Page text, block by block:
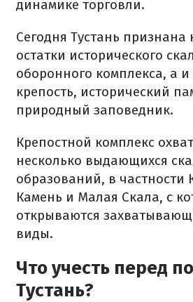
динамике торговли.
Сегодня Тустань признана
остатки исторического
оборонного комплекса, а и
крепость, исторический
природный заповедник.
Крепостной комплекс
несколько выдающихся
образований, в частности
Камень и Малая Скала, с
открываются
виды.
Что учесть перед
Тустань?